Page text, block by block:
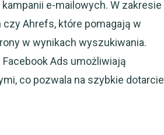
e-mailowych. W zakresie
Ahrefs, które pomagają w
w wynikach wyszukiwania.
Ads umożliwiają
co pozwala na szybkie dotarcie